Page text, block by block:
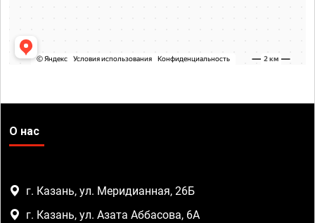
О нас
г. Казань, ул. Меридианная, 26Б
г. Казань, ул. Азата Аббасова, 6А